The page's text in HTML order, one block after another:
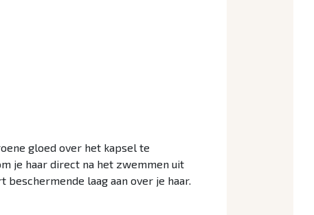
gloed over het kapsel te
je haar direct na het zwemmen uit
laag aan over je haar.